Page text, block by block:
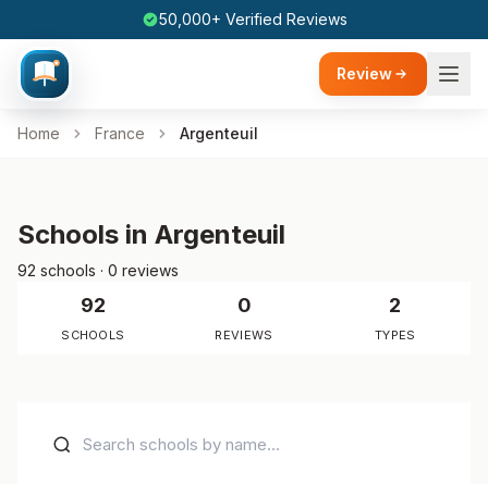
50,000+ Verified Reviews
Review
Home France Argenteuil
Schools in Argenteuil
92 schools · 0 reviews
92
SCHOOLS
0
REVIEWS
2
TYPES